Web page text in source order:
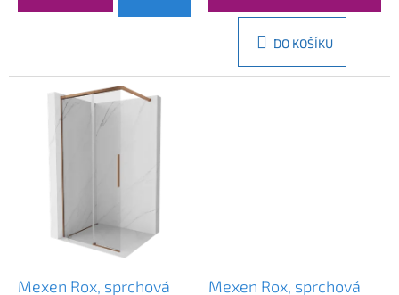
DO KOŠÍKU
Mexen Rox, sprchová
Mexen Rox, sprchová